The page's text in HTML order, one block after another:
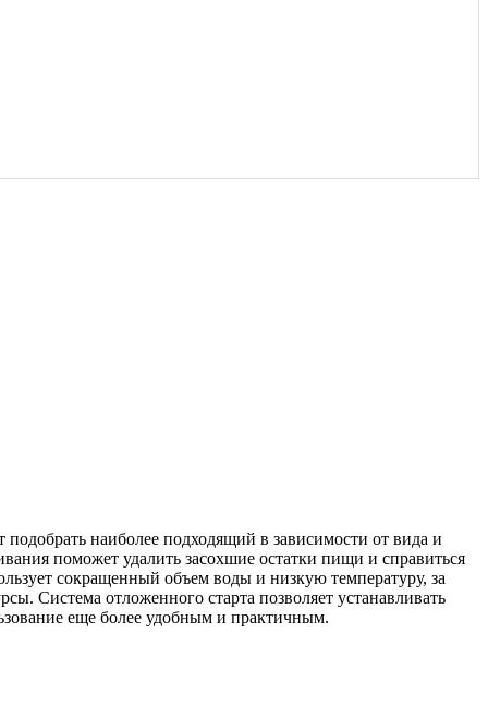
наиболее подходящий в зависимости от вида и
поможет удалить засохшие остатки пищи и справиться
сокращенный объем воды и низкую температуру, за
Система отложенного старта позволяет устанавливать
еще более удобным и практичным.